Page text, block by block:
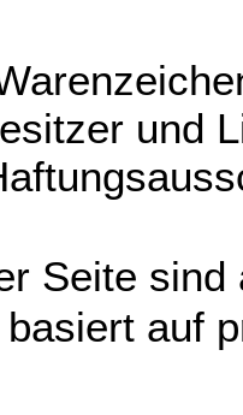
und
Seite
auf